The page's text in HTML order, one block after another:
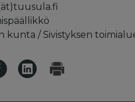
kunta / Sivistyksen